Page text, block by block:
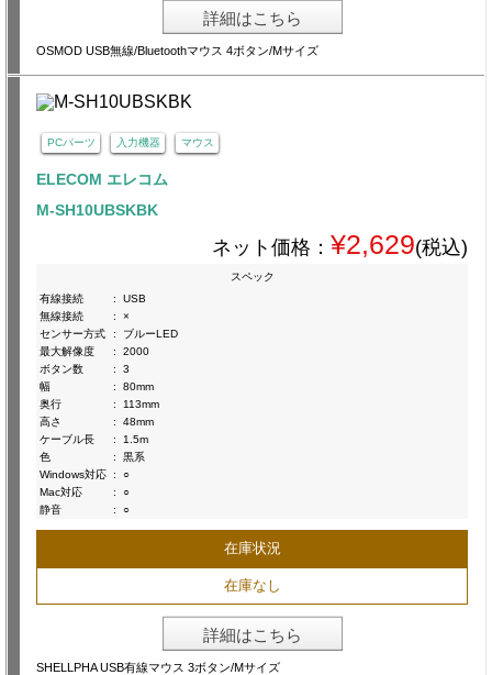
詳細はこちら
OSMOD USB無線/Bluetoothマウス 4ボタン/Mサイズ
PCパーツ 入力機器 マウス
ELECOM エレコム
M-SH10UBSKBK
ネット価格： ¥2,629(税込)
スペック
有線接続
:
USB
無線接続
:
×
センサー方式
:
ブルーLED
最大解像度
:
2000
ボタン数
:
3
幅
:
80mm
奥行
:
113mm
高さ
:
48mm
ケーブル長
:
1.5m
色
:
黒系
Windows対応 :
○
Mac対応
:
○
静音
: ○
在庫状況
在庫なし
詳細はこちら
SHELLPHA USB有線マウス 3ボタン/Mサイズ